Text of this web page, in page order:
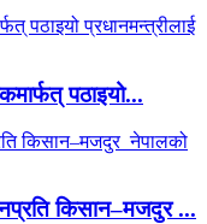
पठाइयो...
किसान–मजदुर ...